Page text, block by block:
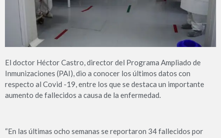
El doctor Héctor Castro, director del Programa Ampliado de
Inmunizaciones (PAI), dio a conocer los últimos datos con
respecto al Covid -19, entre los que se destaca un importante
aumento de fallecidos a causa de la enfermedad.
“En las últimas ocho semanas se reportaron 34 fallecidos por